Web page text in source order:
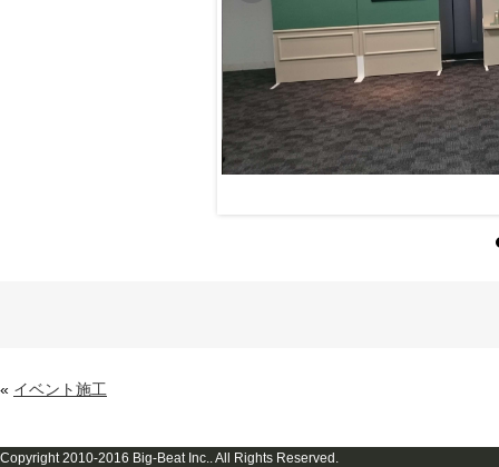
« イベント施工
Copyright 2010-2016 Big-Beat Inc.. All Rights Reserved.